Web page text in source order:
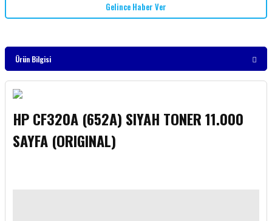
Gelince Haber Ver
Ürün Bilgisi
HP CF320A (652A) SIYAH TONER 11.000
SAYFA (ORIGINAL)